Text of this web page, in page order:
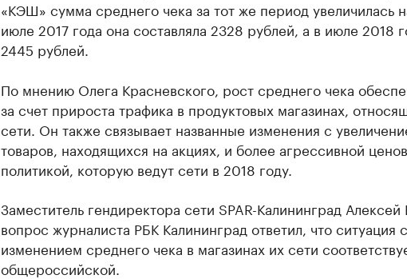
«КЭШ» сумма среднего чека за тот же период увеличилась
июле 2017 года она составляла 2328 рублей, а в июле 2018
2445 рублей.
По мнению Олега Красневского, рост среднего чека
за счет прироста трафика в продуктовых магазинах,
сети. Он также связывает названные изменения с
товаров, находящихся на акциях, и более агрессивной
политикой, которую ведут сети в 2018 году.
Заместитель гендиректора сети SPAR-Калининград Алексей
вопрос журналиста РБК Калининград ответил, что ситуация с
изменением среднего чека в магазинах их сети
общероссийской.